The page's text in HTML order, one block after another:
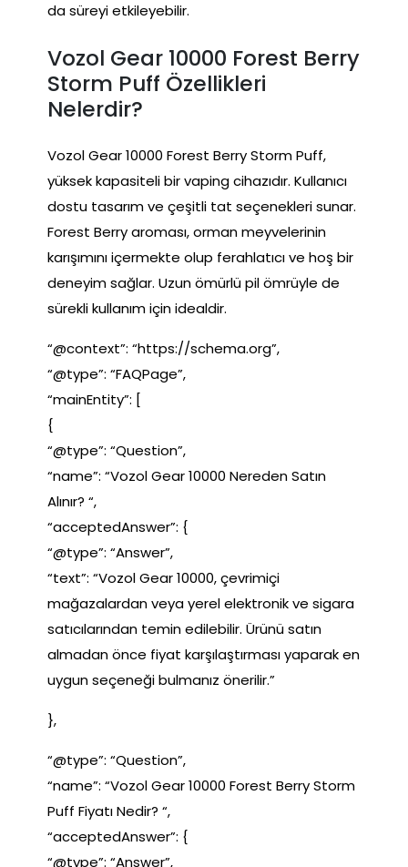
da süreyi etkileyebilir.
Vozol Gear 10000 Forest Berry
Storm Puff Özellikleri
Nelerdir?
Vozol Gear 10000 Forest Berry Storm Puff,
yüksek kapasiteli bir vaping cihazıdır. Kullanıcı
dostu tasarım ve çeşitli tat seçenekleri sunar.
Forest Berry aroması, orman meyvelerinin
karışımını içermekte olup ferahlatıcı ve hoş bir
deneyim sağlar. Uzun ömürlü pil ömrüyle de
sürekli kullanım için idealdir.
“@context”: “https://schema.org”,
“@type”: “FAQPage”,
“mainEntity”: [
{
“@type”: “Question”,
“name”: “Vozol Gear 10000 Nereden Satın
Alınır? “,
“acceptedAnswer”: {
“@type”: “Answer”,
“text”: “Vozol Gear 10000, çevrimiçi
mağazalardan veya yerel elektronik ve sigara
satıcılarından temin edilebilir. Ürünü satın
almadan önce fiyat karşılaştırması yaparak en
uygun seçeneği bulmanız önerilir.”
},
“@type”: “Question”,
“name”: “Vozol Gear 10000 Forest Berry Storm
Puff Fiyatı Nedir? “,
“acceptedAnswer”: {
“@type”: “Answer”,